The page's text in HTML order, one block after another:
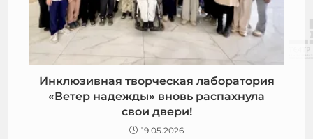
Инклюзивная творческая лаборатория
«Ветер надежды» вновь распахнула
свои двери!
19.05.2026